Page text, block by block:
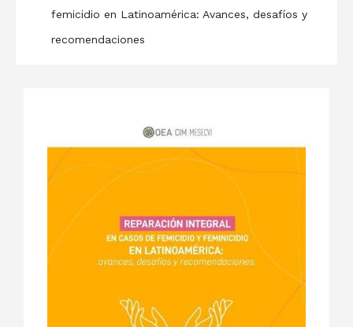
femicidio en Latinoamérica: Avances, desafíos y
recomendaciones